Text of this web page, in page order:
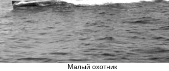
Малый охотник